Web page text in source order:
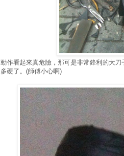
動作看起來真危險，那可是非常鋒利的大
多硬了。(師傅小心啊)